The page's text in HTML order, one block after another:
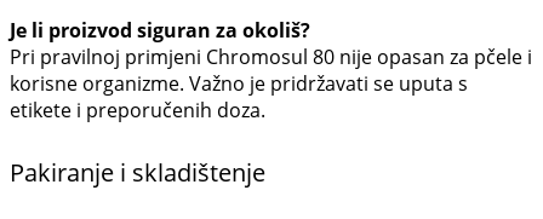
Je li proizvod siguran za okoliš?
Pri pravilnoj primjeni Chromosul 80 nije opasan za pčele i
korisne organizme. Važno je pridržavati se uputa s
etikete i preporučenih doza.
Pakiranje i skladištenje